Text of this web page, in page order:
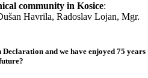
community in Kosice:
Havrila, Radoslav Lojan, Mgr.
Declaration and we have enjoyed 75 years